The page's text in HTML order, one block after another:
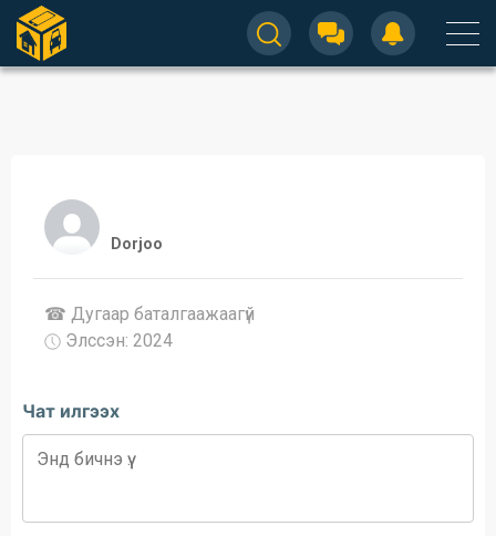
Dorjoo
☎ Дугаар баталгаажaaгүй
Элссэн: 2024
Чат илгээх